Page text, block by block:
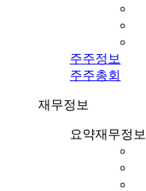
주주정보
주주총회
재무정보
요약재무정보